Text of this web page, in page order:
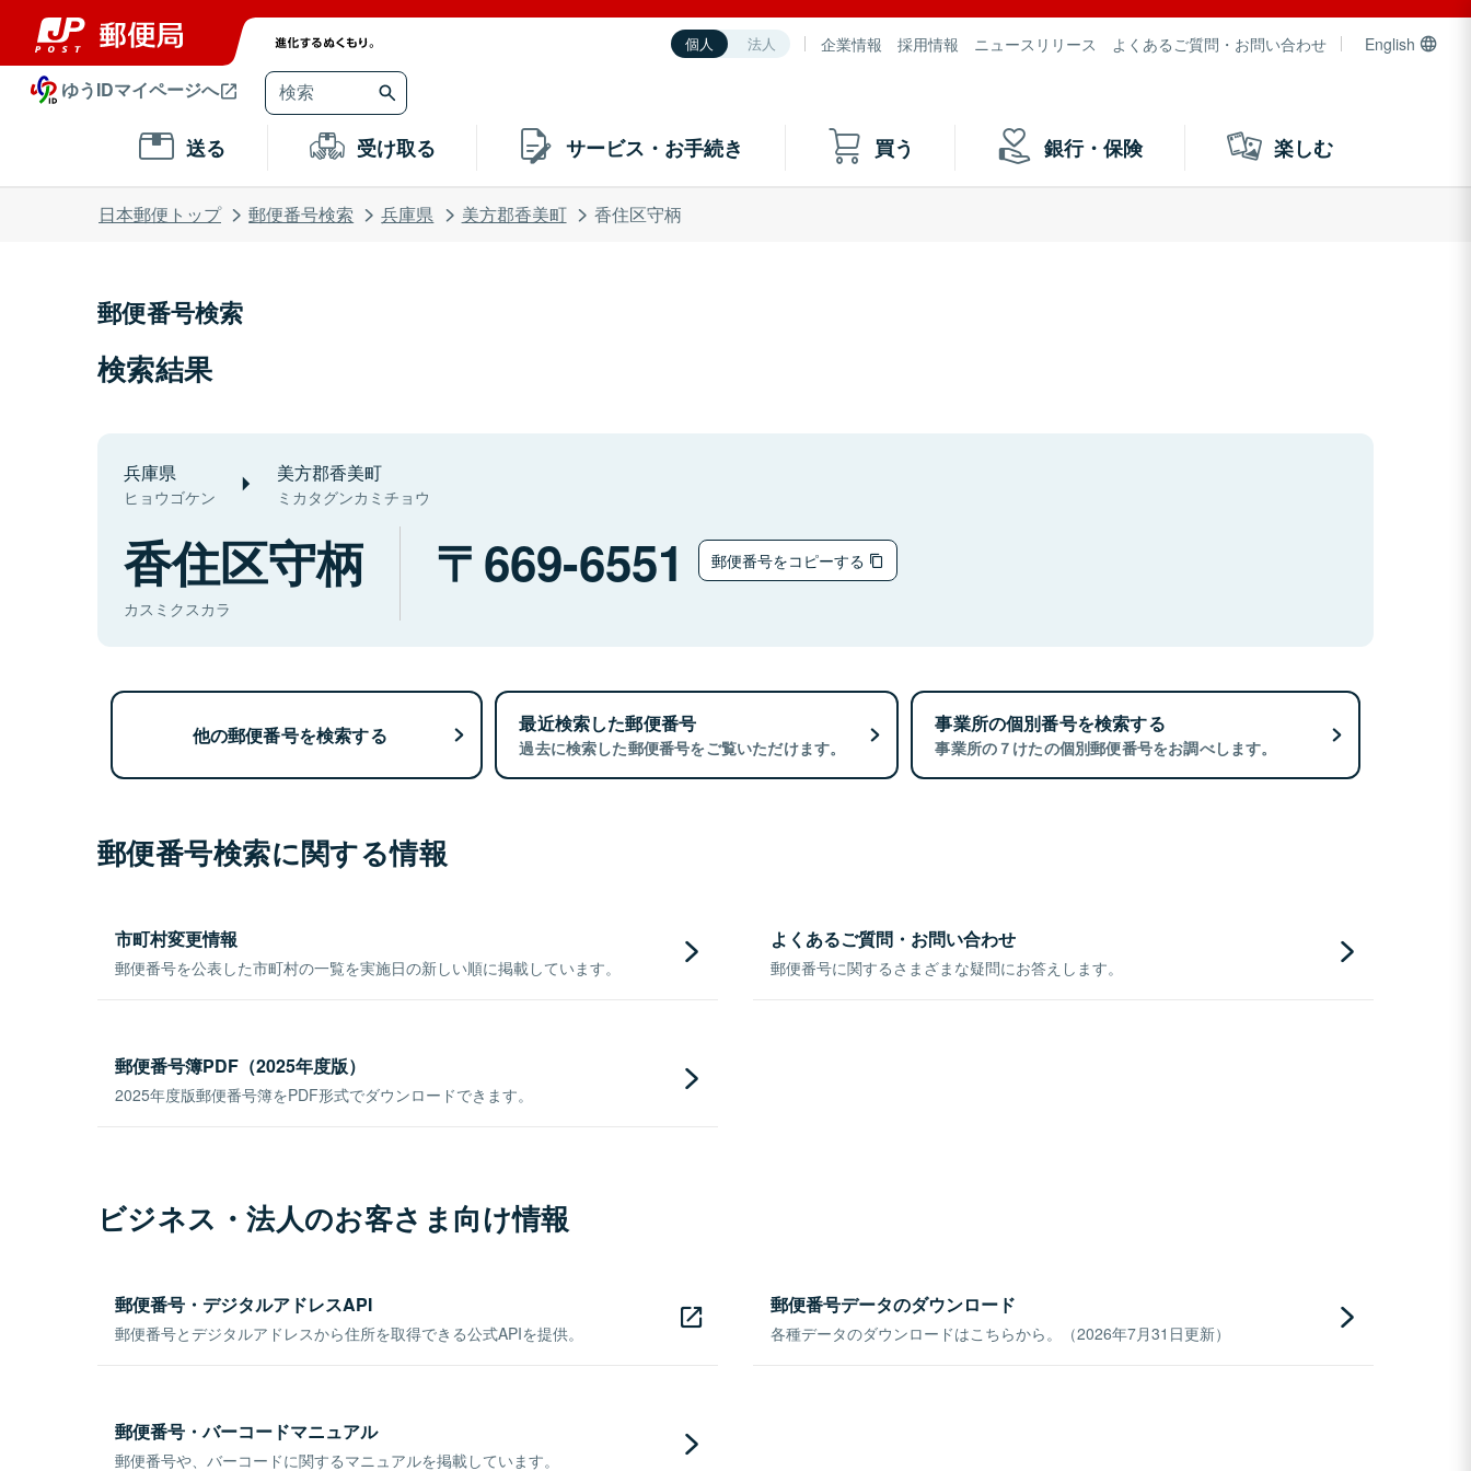
個人 法人 企業情報 採用情報 ニュースリリース よくあるご質問・お問い合わせ English
ゆうIDマイページへ
送る 受け取る サービス・お手続き 買う 銀行・保険 楽しむ
日本郵便トップ 郵便番号検索 兵庫県 美方郡香美町 香住区守柄
郵便番号検索
検索結果
兵庫県
ヒョウゴケン
美方郡香美町
ミカタグンカミチョウ
香住区守柄
カスミクスカラ
669-6551 郵便番号をコピーする
他の郵便番号を検索する 最近検索した郵便番号
過去に検索した郵便番号をご覧いただけます。
事業所の個別番号を検索する
事業所の７けたの個別郵便番号をお調べします。
郵便番号検索に関する情報
市町村変更情報
郵便番号を公表した市町村の一覧を実施日の新しい順に掲載しています。
よくあるご質問・お問い合わせ
郵便番号に関するさまざまな疑問にお答えします。
郵便番号簿PDF（2025年度版）
2025年度版郵便番号簿をPDF形式でダウンロードできます。
ビジネス・法人のお客さま向け情報
郵便番号・デジタルアドレスAPI
郵便番号とデジタルアドレスから住所を取得できる公式APIを提供。
郵便番号データのダウンロード
各種データのダウンロードはこちらから。（2026年7月31日更新）
郵便番号・バーコードマニュアル
郵便番号や、バーコードに関するマニュアルを掲載しています。